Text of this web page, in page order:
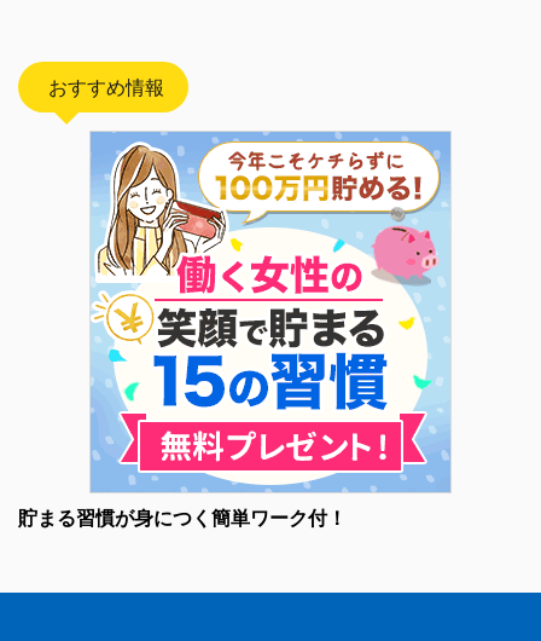
おすすめ情報
貯まる習慣が身につく簡単ワーク付！